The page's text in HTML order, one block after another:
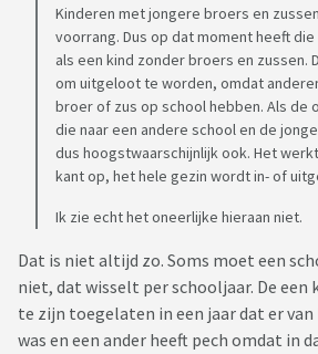
Kinderen met jongere broers en
voorrang. Dus op dat moment heeft
als een kind zonder broers en zussen.
om uitgeloot te worden, omdat
broer of zus op school hebben. Als de
die naar een andere school en de
dus hoogstwaarschijnlijk ook. Het
kant op, het hele gezin wordt in- of
Ik zie echt het oneerlijke hieraan niet.
Dat is niet altijd zo. Soms moet een
niet, dat wisselt per schooljaar. De een
te zijn toegelaten in een jaar dat er
was en een ander heeft pech omdat in